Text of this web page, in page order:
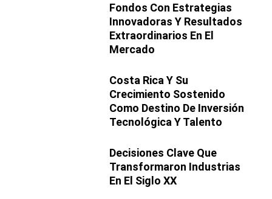
Fondos Con Estrategias
Innovadoras Y Resultados
Extraordinarios En El
Mercado
Costa Rica Y Su
Crecimiento Sostenido
Como Destino De Inversión
Tecnológica Y Talento
Decisiones Clave Que
Transformaron Industrias
En El Siglo XX